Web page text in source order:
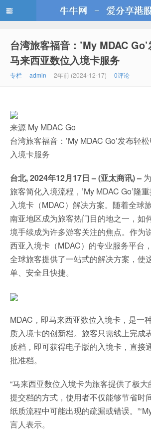
牛牛网
台湾旅客福音：’My MDAC
马来西亚数位入境卡服务
专栏 admin 2年前 (2024-12-17) 0评论
来源 My MDAC Go
台湾旅客福音：’My MDAC Go’发布轻
入境卡服务
台北, 2024年12月17日 – (亚太商讯)–
旅客简化入境流程，’My MDAC Go’隆
入境卡（MDAC）解决方案。随着全球
南亚地区成为旅客热门目的地之一，如
境手续成为许多游客关注的焦点。作为
西亚入境卡（MDAC）的专业服务平台
全球旅客提供了一站式的解决方案，使
单、安全且快捷。
MDAC，即马来西亚数位入境卡，是一
质入境卡的创新档。旅客只需线上完成
质档，即可获得电子版的入境卡，直接
批准档。
“马来西亚数位入境卡为旅客提供了极
提交档的方式，使用者不仅能够节省时
纸质流程中可能出现的疏漏或错误。
言人表示。